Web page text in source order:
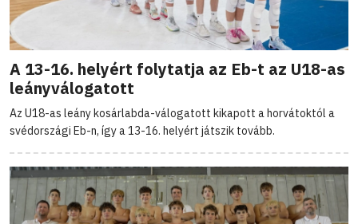
A 13-16. helyért folytatja az Eb-t az U18-as
leányválogatott
Az U18-as leány kosárlabda-válogatott kikapott a horvátoktól a
svédországi Eb-n, így a 13-16. helyért játszik tovább.